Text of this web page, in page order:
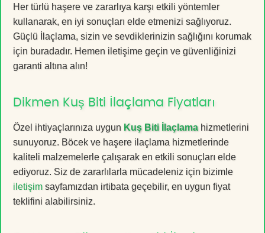
Her türlü haşere ve zararlıya karşı etkili yöntemler
kullanarak, en iyi sonuçları elde etmenizi sağlıyoruz.
Güçlü İlaçlama, sizin ve sevdiklerinizin sağlığını korumak
için buradadır. Hemen iletişime geçin ve güvenliğinizi
garanti altına alın!
Dikmen Kuş Biti İlaçlama Fiyatları
Özel ihtiyaçlarınıza uygun Kuş Biti İlaçlamahizmetlerini
sunuyoruz. Böcek ve haşere ilaçlama hizmetlerinde
kaliteli malzemelerle çalışarak en etkili sonuçları elde
ediyoruz. Siz de zararlılarla mücadeleniz için bizimle
iletişim sayfamızdan irtibata geçebilir, en uygun fiyat
teklifini alabilirsiniz.